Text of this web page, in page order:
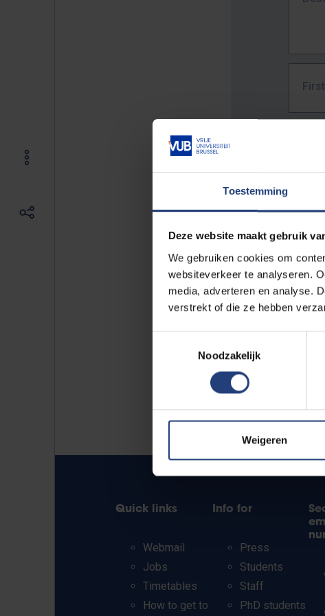
Toestemming
Deze website maakt gebruik
We gebruiken cookies om
websiteverkeer te analyseren.
media, adverteren en analyse.
verstrekt of die ze hebben
Noodzakelijk
Weigeren
The full
E.g.
Quick links
Webmail
Jobs
Timetables
How to get to
Info for
Press
Students
Staff
PhD students